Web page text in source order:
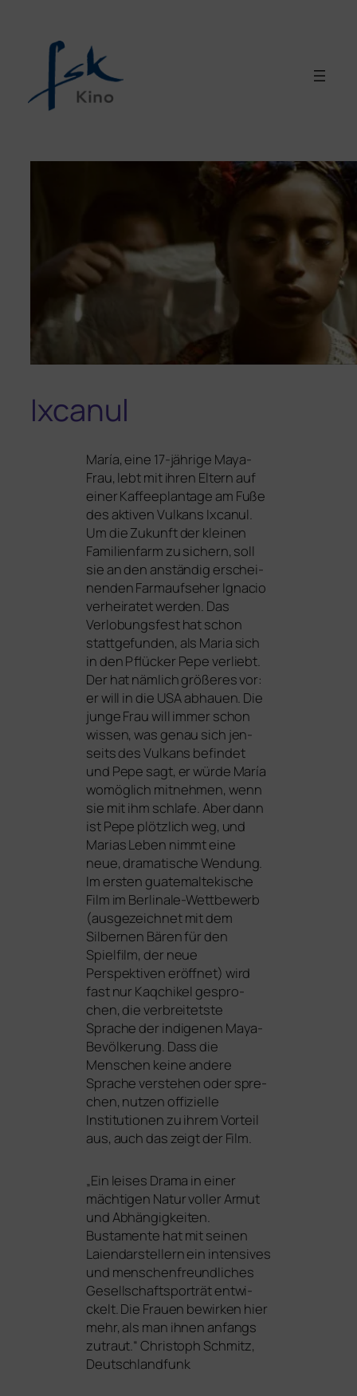
Ixcanul
María, eine 17-jäh­ri­ge Maya-
Frau, lebt mit ihren Eltern auf
einer Kaffeeplantage am Fuße
des akti­ven Vulkans Ixcanul.
Um die Zukunft der klei­nen
Familienfarm zu sichern, soll
sie an den anstän­dig erschei­
nen­den Farmaufseher Ignacio
ver­hei­ra­tet wer­den. Das
Verlobungsfest hat schon
statt­ge­fun­den, als Maria sich
in den Pflücker Pepe ver­liebt.
Der hat näm­lich grö­ße­res vor:
er will in die USAabhau­en. Die
jun­ge Frau will immer schon
wis­sen, was genau sich jen­
seits des Vulkans befin­det
und Pepe sagt, er wür­de María
womög­lich mit­neh­men, wenn
sie mit ihm schla­fe. Aber dann
ist Pepe plötz­lich weg, und
Marias Leben nimmt eine
neue, dra­ma­ti­sche Wendung.
Im ers­ten gua­te­mal­te­ki­sche
Film im Berlinale-Wettbewerb
(aus­ge­zeich­net mit dem
Silbernen Bären für den
Spielfilm, der neue
Perspektiven eröff­net) wird
fast nur Kaqchikel gespro­
chen, die ver­brei­tets­te
Sprache der indi­ge­nen Maya-
Bevölkerung. Dass die
Menschen kei­ne ande­re
Sprache ver­ste­hen oder spre­
chen, nut­zen offi­zi­el­le
Institutionen zu ihrem Vorteil
aus, auch das zeigt der Film.
„Ein lei­ses Drama in einer
mäch­ti­gen Natur vol­ler Armut
und Abhängigkeiten.
Bustamente hat mit sei­nen
Laiendarstellern ein inten­si­ves
und men­schen­freund­li­ches
Gesellschaftsporträt ent­wi­
ckelt. Die Frauen bewir­ken hier
mehr, als man ihnen anfangs
zutraut.“ Christoph Schmitz,
Deutschlandfunk